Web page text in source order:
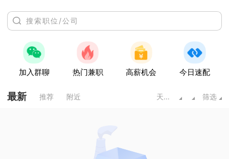
加入群聊 热门兼职 高薪机会 今日速配
最新 推荐 附近 天水甘肃 筛选